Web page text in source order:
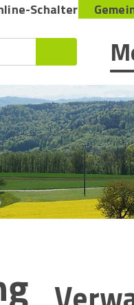
Schalter
Suche